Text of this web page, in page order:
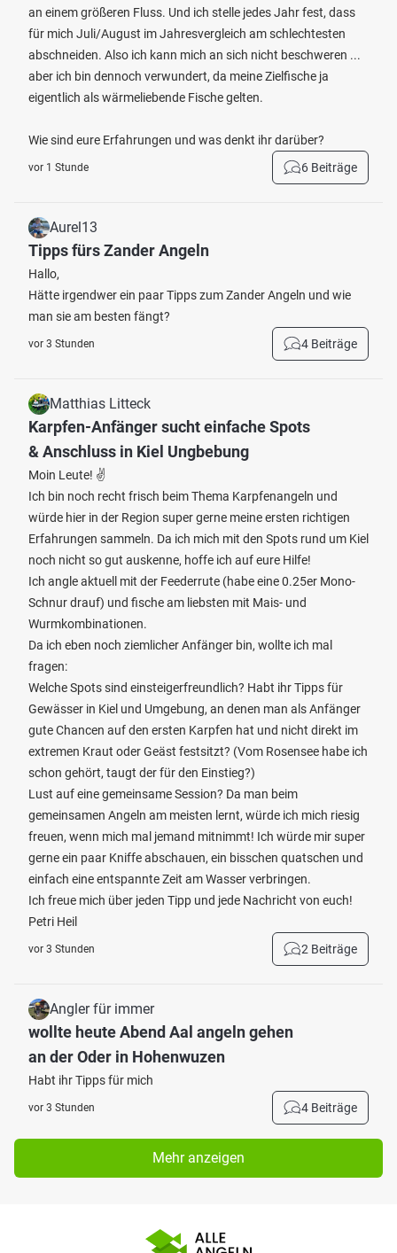
an einem größeren Fluss. Und ich stelle jedes Jahr fest, dass
für mich Juli/August im Jahresvergleich am schlechtesten
abschneiden. Also ich kann mich an sich nicht beschweren ...
aber ich bin dennoch verwundert, da meine Zielfische ja
eigentlich als wärmeliebende Fische gelten.
Wie sind eure Erfahrungen und was denkt ihr darüber?
vor 1 Stunde 6 Beiträge
Aurel13
Tipps fürs Zander Angeln
Hallo,
Hätte irgendwer ein paar Tipps zum Zander Angeln und wie
man sie am besten fängt?
vor 3 Stunden 4 Beiträge
Matthias Litteck
Karpfen-Anfänger sucht einfache Spots
& Anschluss in Kiel Ungbebung
Moin Leute! ✌️
Ich bin noch recht frisch beim Thema Karpfenangeln und
würde hier in der Region super gerne meine ersten richtigen
Erfahrungen sammeln. Da ich mich mit den Spots rund um Kiel
noch nicht so gut auskenne, hoffe ich auf eure Hilfe!
Ich angle aktuell mit der Feederrute (habe eine 0.25er Mono-
Schnur drauf) und fische am liebsten mit Mais- und
Wurmkombinationen.
Da ich eben noch ziemlicher Anfänger bin, wollte ich mal
fragen:
Welche Spots sind einsteigerfreundlich? Habt ihr Tipps für
Gewässer in Kiel und Umgebung, an denen man als Anfänger
gute Chancen auf den ersten Karpfen hat und nicht direkt im
extremen Kraut oder Geäst festsitzt? (Vom Rosensee habe ich
schon gehört, taugt der für den Einstieg?)
Lust auf eine gemeinsame Session? Da man beim
gemeinsamen Angeln am meisten lernt, würde ich mich riesig
freuen, wenn mich mal jemand mitnimmt! Ich würde mir super
gerne ein paar Kniffe abschauen, ein bisschen quatschen und
einfach eine entspannte Zeit am Wasser verbringen.
Ich freue mich über jeden Tipp und jede Nachricht von euch!
Petri Heil
vor 3 Stunden 2 Beiträge
Angler für immer
wollte heute Abend Aal angeln gehen
an der Oder in Hohenwuzen
Habt ihr Tipps für mich
vor 3 Stunden 4 Beiträge
Mehr anzeigen